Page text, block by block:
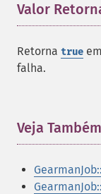
Valor
Retorna true
falha.
Veja Também